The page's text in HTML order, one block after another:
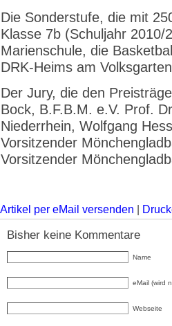
Die Sonderstufe, die mit
Klasse 7b (Schuljahr 2010/
Marienschule, die
DRK-Heims am
Der Jury, die den
Bock, B.F.B.M. e.V. Prof.
Niederrhein, Wolfgang
Vorsitzender
Vorsitzender
Artikel per eMail versenden
Bisher keine Kommentare
Name
eMail (wird
Webseite